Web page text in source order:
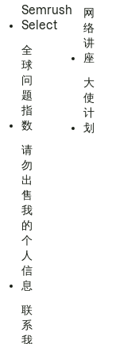
Semrush
Select
全
球
问
题
指
数
请
勿
出
售
我
的
个
人
信
息
联
系
我
网
络
讲
座
大
使
计
划